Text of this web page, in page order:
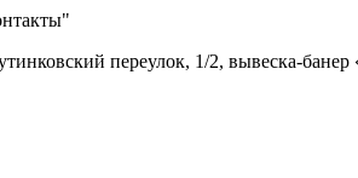
переулок, 1/2, вывеска-